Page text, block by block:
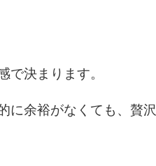
で決まります。
に余裕がなくても、贅沢